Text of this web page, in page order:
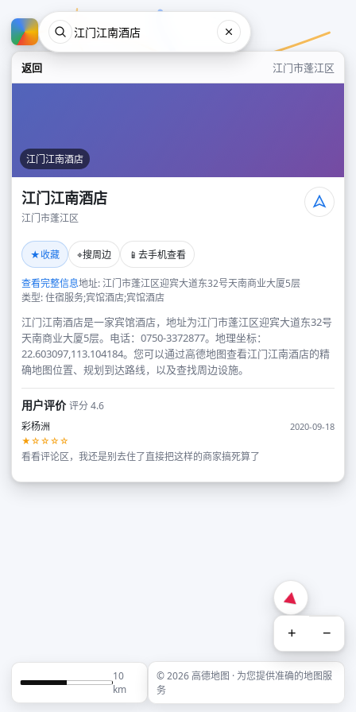
返回 江门市蓬江区
江门江南酒店
江门江南酒店
江门市蓬江区
★收藏 ⌖搜周边 📱 去手机查看
查看完整信息地址: 江门市蓬江区迎宾大道东32号天南商业大厦5层
类型: 住宿服务;宾馆酒店;宾馆酒店
江门江南酒店是一家宾馆酒店，地址为江门市蓬江区迎宾大道东32号
天南商业大厦5层。电话：0750-3372877。地理坐标：
22.603097,113.104184。您可以通过高德地图查看江门江南酒店的精
确地图位置、规划到达路线，以及查找周边设施。
用户评价评分 4.6
彩杨洲
2020-09-18
★☆☆☆☆
看看评论区，我还是别去住了直接把这样的商家搞死算了
+ −
10
km
© 2026 高德地图 · 为您提供准确的地图服
务